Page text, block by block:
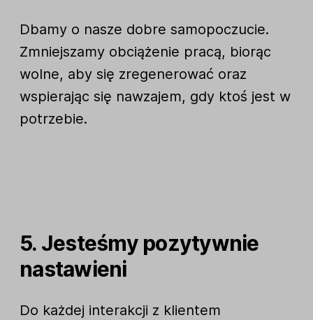
Dbamy o nasze dobre samopoczucie.
Zmniejszamy obciążenie pracą, biorąc
wolne, aby się zregenerować oraz
wspierając się nawzajem, gdy ktoś jest w
potrzebie.
5. Jesteśmy pozytywnie
nastawieni
Do każdej interakcji z klientem